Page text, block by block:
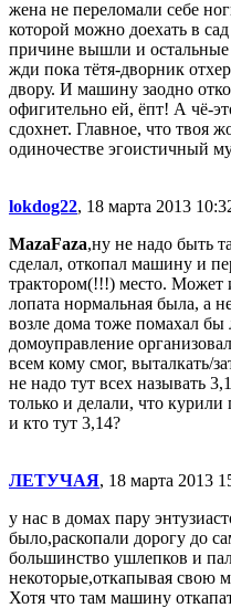
жена не переломали себе
которой можно доехать в
причине вышли и
жди пока тётя-дворник
двору. И машину заодно
офигительно ей, ёпт! А чё-
сдохнет. Главное, что твоя
одиночестве эгоистичный
lokdog22, 18 марта 2013
MazaFaza,ну не надо быть
сделал, откопал машину и
трактором(!!!) место. Может
лопата нормальная была, а
возле дома тоже помахал
домоуправление
всем кому смог, выталкать/
не надо тут всех называть
только и делали, что
и кто тут 3,14?
ЛЕТУЧАЯ, 18 марта 2013
у нас в домах пару
было,раскопали дорогу до
большинство ушлепков и
некоторые,откапывая свою
Хотя что там машину